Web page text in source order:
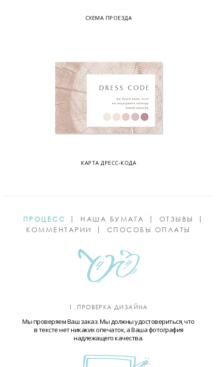
СХЕМА ПРОЕЗДА
КАРТА ДРЕСС-КОДА
ПРОЦЕСС НАША БУМАГА
ОТЗЫВЫ
КОММЕНТАРИИ
СПОСОБЫ ОПЛАТЫ
1. ПРОВЕРКА ДИЗАЙНА
Мы проверяем Ваш заказ. Мы должны удостовериться, что
в тексте нет никаких опечаток, а Ваша фотография
надлежащего качества.